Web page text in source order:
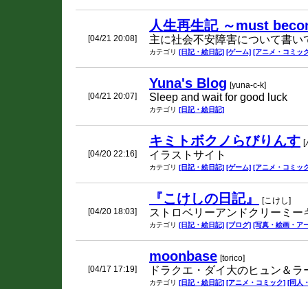
[04/21 20:08]
人生再生記 ～must
主に社会不安障害について書い
カテゴリ [日記・絵日記] [ゲーム] [アニメ・コミッ
[04/21 20:07]
Yuna's Blog [yuna-c-k]
Sleep and wait for good luck
カテゴリ [日記・絵日記]
[04/20 22:16]
キミトボクノらびりんす [
イラストサイト
カテゴリ [日記・絵日記] [ゲーム] [アニメ・コミッ
[04/20 18:03]
『こけしの日記』 [こけし]
ストロベリーアンドクリーミ
カテゴリ [日記・絵日記] [ブログ] [写真・絵画・ア
[04/17 17:19]
moonbase [torico]
ドラクエ・ダイ大のヒュン＆
カテゴリ [日記・絵日記] [アニメ・コミック] [同人